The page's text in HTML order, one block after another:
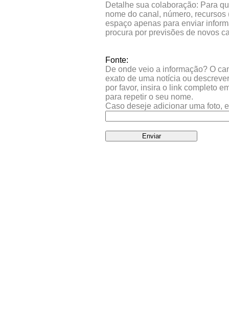
Detalhe sua colaboração: Para
nome do canal, número,
espaço apenas para enviar
procura por previsões de novos
Fonte:
De onde veio a informação? O
exato de uma notícia ou
por favor, insira o link completo
para repetir o seu nome.
Caso deseje adicionar uma foto,